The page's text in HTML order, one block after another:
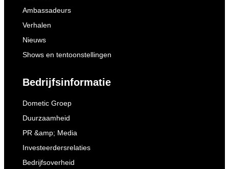
Ambassadeurs
Verhalen
Nieuws
Shows en tentoonstellingen
Bedrijfsinformatie
Dometic Groep
Duurzaamheid
PR &amp; Media
Investeerdersrelaties
Bedrijfsoverheid